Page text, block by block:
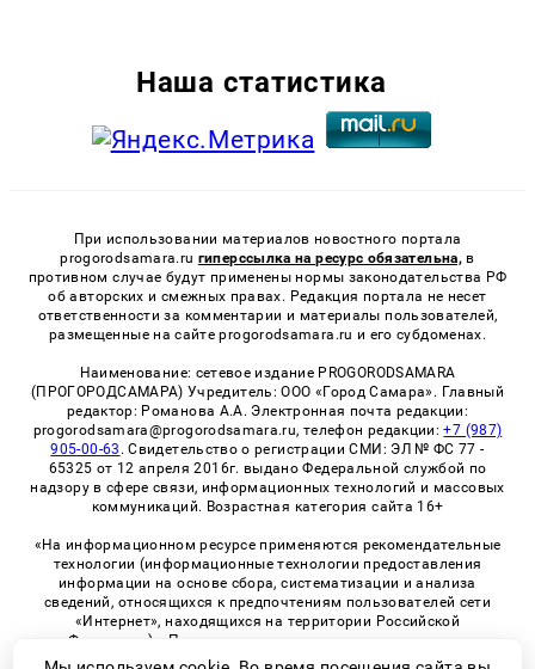
Наша статистика
При использовании материалов новостного портала
progorodsamara.ru гиперссылка на ресурс обязательна, в
противном случае будут применены нормы законодательства РФ
об авторских и смежных правах. Редакция портала не несет
ответственности за комментарии и материалы пользователей,
размещенные на сайте progorodsamara.ru и его субдоменах.
Наименование: сетевое издание PROGORODSAMARA
(ПРОГОРОДСАМАРА) Учредитель: ООО «Город Самара». Главный
редактор: Романова А.А. Электронная почта редакции:
progorodsamara@progorodsamara.ru, телефон редакции:+7 (987)
905-00-63 . Свидетельство о регистрации СМИ: ЭЛ № ФС 77 -
65325 от 12 апреля 2016г. выдано Федеральной службой по
надзору в сфере связи, информационных технологий и массовых
коммуникаций. Возрастная категория сайта 16+
«На информационном ресурсе применяются рекомендательные
технологии (информационные технологии предоставления
информации на основе сбора, систематизации и анализа
сведений, относящихся к предпочтениям пользователей сети
«Интернет», находящихся на территории Российской
Федерации)». Правила применения рекомендательных
технологий в виджетах рекламно-обменной сети
«СМИ2» (PDF)